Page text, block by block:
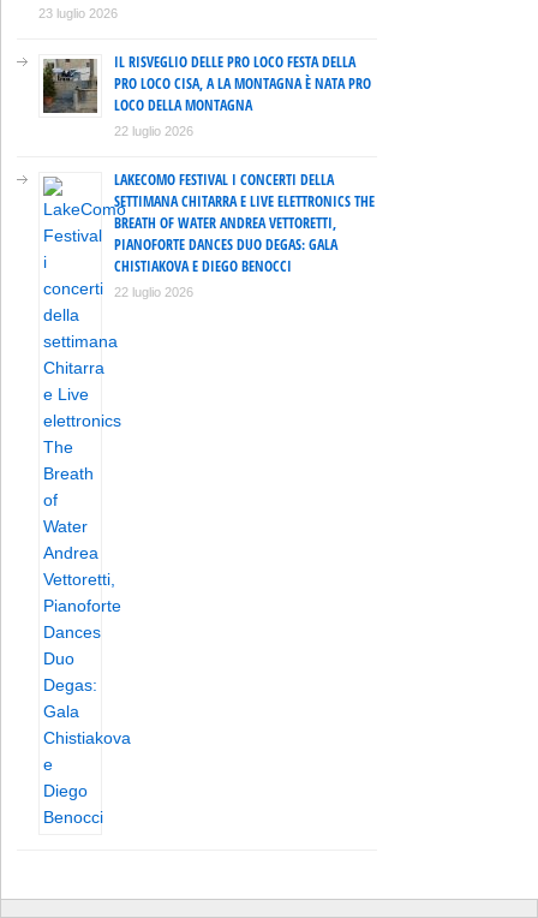
23 luglio 2026
IL RISVEGLIO DELLE PRO LOCO FESTA DELLA
PRO LOCO CISA, A LA MONTAGNA È NATA PRO
LOCO DELLA MONTAGNA
22 luglio 2026
LAKECOMO FESTIVAL I CONCERTI DELLA
SETTIMANA CHITARRA E LIVE ELETTRONICS THE
BREATH OF WATER ANDREA VETTORETTI,
PIANOFORTE DANCES DUO DEGAS: GALA
CHISTIAKOVA E DIEGO BENOCCI
22 luglio 2026